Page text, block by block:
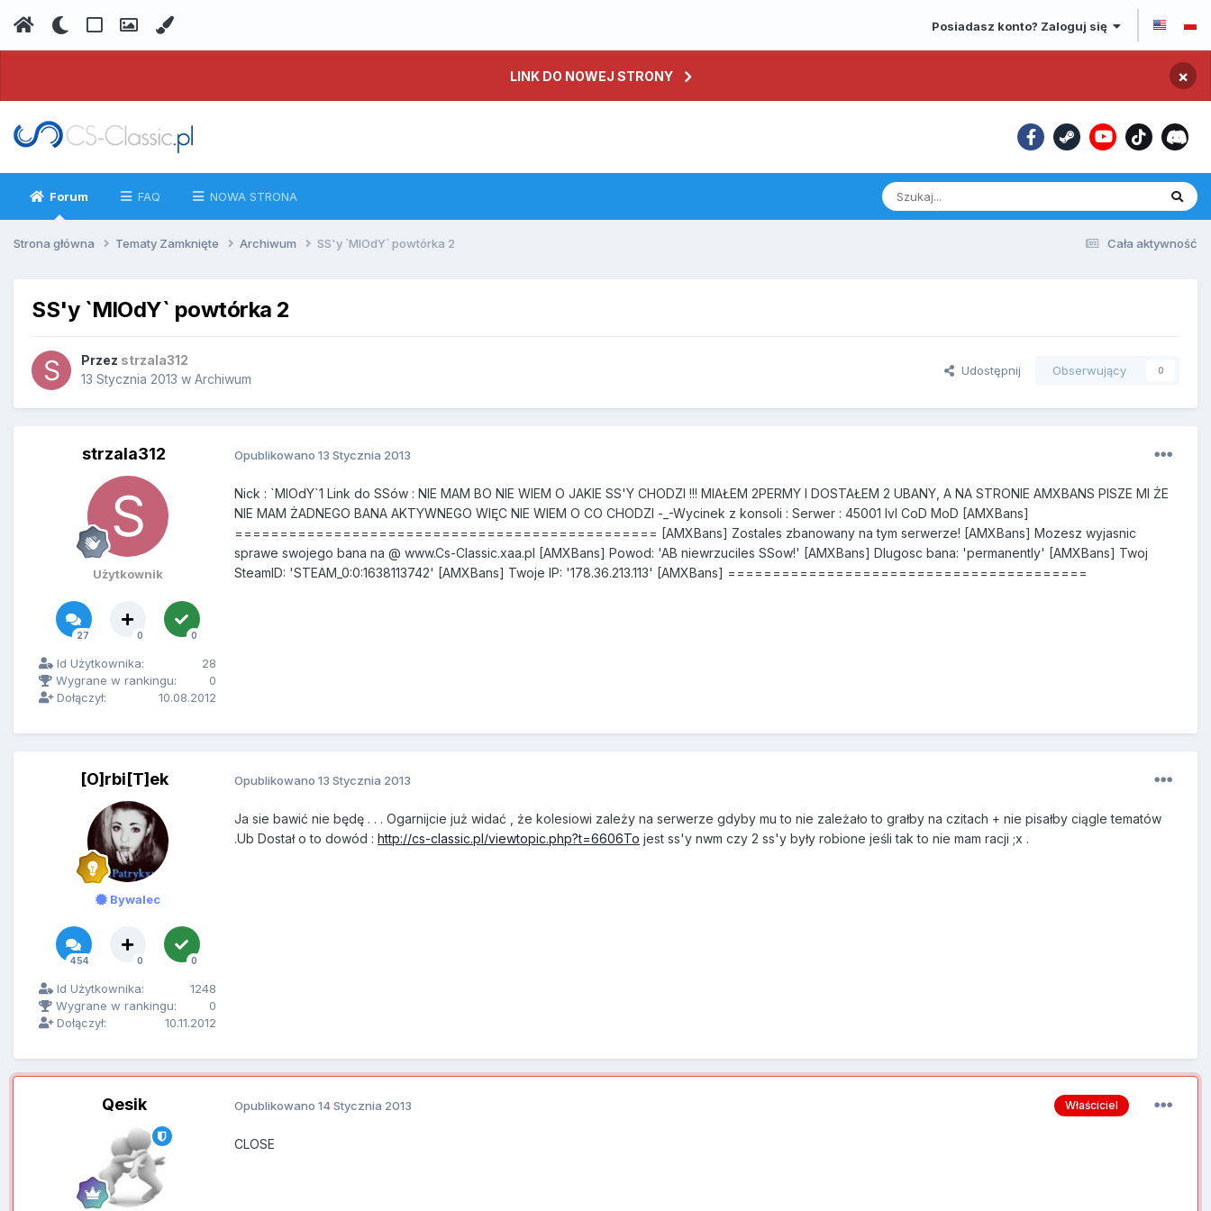
Posiadasz konto? Zaloguj się
LINK DO NOWEJ STRONY ×
Forum FAQ NOWA STRONA
Cała aktywność
Strona główna Tematy Zamknięte Archiwum SS'y `MlOdY` powtórka 2
SS'y `MlOdY` powtórka 2
Przez strzala312
13 Stycznia 2013 w Archiwum
Udostępnij Obserwujący 0
strzala312
Użytkownik
27 0 0
Id Użytkownika:
28
Wygrane w rankingu:
0
Dołączył:
10.08.2012
Opublikowano 13 Stycznia 2013
Nick : `MlOdY`1 Link do SSów : NIE MAM BO NIE WIEM O JAKIE SS'Y CHODZI !!! MIAŁEM 2PERMY I DOSTAŁEM 2 UBANY, A NA STRONIE AMXBANS PISZE MI ŻE
NIE MAM ŻADNEGO BANA AKTYWNEGO WIĘC NIE WIEM O CO CHODZI -_-Wycinek z konsoli : Serwer : 45001 lvl CoD MoD [AMXBans]
=============================================== [AMXBans] Zostales zbanowany na tym serwerze! [AMXBans] Mozesz wyjasnic
sprawe swojego bana na @ www.Cs-Classic.xaa.pl [AMXBans] Powod: 'AB niewrzuciles SSow!' [AMXBans] Dlugosc bana: 'permanently' [AMXBans] Twoj
SteamID: 'STEAM_0:0:1638113742' [AMXBans] Twoje IP: '178.36.213.113' [AMXBans] ========================================
[O]rbi[T]ek
Bywalec
454 0 0
Id Użytkownika:
1248
Wygrane w rankingu:
0
Dołączył:
10.11.2012
Opublikowano 13 Stycznia 2013
Ja sie bawić nie będę . . . Ogarnijcie już widać , że kolesiowi zależy na serwerze gdyby mu to nie zależało to grałby na czitach + nie pisałby ciągle tematów
.Ub Dostał o to dowód : http://cs-classic.pl/viewtopic.php?t=6606To jest ss'y nwm czy 2 ss'y były robione jeśli tak to nie mam racji ;x .
Qesik Właściciel
Opublikowano 14 Stycznia 2013
CLOSE